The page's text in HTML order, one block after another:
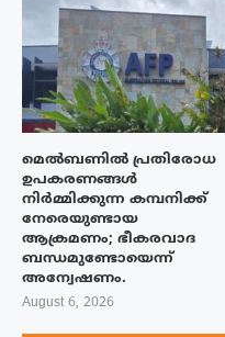
മെൽബണിൽ പ്രതിരോധ
ഉപകരണങ്ങൾ
നിർമ്മിക്കുന്ന കമ്പനിക്ക്
നേരെയുണ്ടായ
ആക്രമണം; ഭീകരവാദ
ബന്ധമുണ്ടോയെന്ന്
അന്വേഷണം.
August 6, 2026